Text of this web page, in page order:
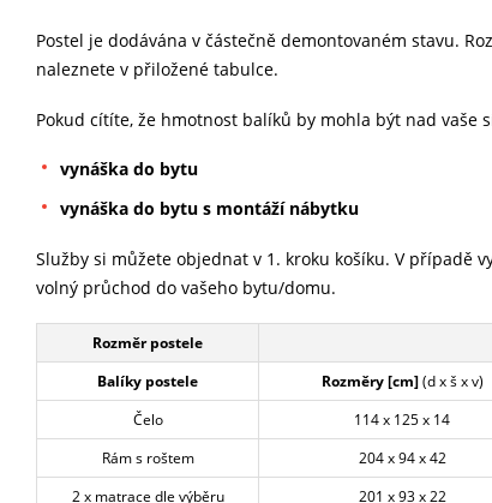
Postel je dodávána v částečně demontovaném stavu.
naleznete v přiložené tabulce.
Pokud cítíte, že hmotnost balíků by mohla být nad vaše
vynáška do bytu
vynáška do bytu s montáží nábytku
Služby si můžete objednat v 1. kroku košíku. V případě
volný průchod do vašeho bytu/domu.
Rozměr postele
Balíky postele
Rozměry [cm](d x š x v)
Čelo
114 x 125 x 14
Rám s roštem
204 x 94 x 42
2 x matrace dle výběru
201 x 93 x 22